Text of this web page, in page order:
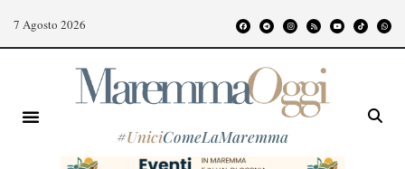
7 Agosto 2026
#UniciComeLaMaremma